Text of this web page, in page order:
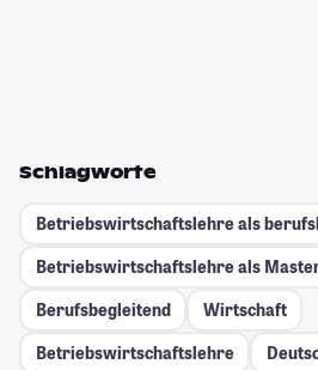
Schlagworte
Betriebswirtschaftslehre als
Betriebswirtschaftslehre als
Berufsbegleitend
Wirtschaft
Betriebswirtschaftslehre